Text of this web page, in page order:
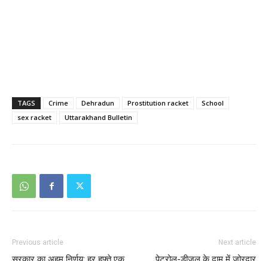
TAGS Crime Dehradun Prostitution racket
School
sex racket
Uttarakhand Bulletin
Previous article Next article